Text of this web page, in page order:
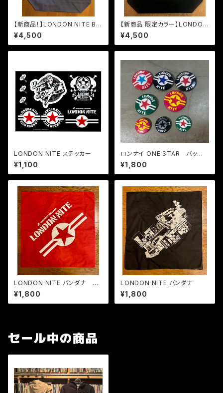
【新商品！】LONDON NITE BI
¥4,500
【新商品 限定カラー】LONDON
NITE BIG LOGO トートバッグ
Lサイズ
¥4,500
LONDON NITE ステッカー
¥1,100
ロンナイ ONE STAR バッ
ジ （大中それぞれ2個づつ全４
個セット）
¥1,800
LONDON NITE バンダナ レ
ギュラー ONE STAR
¥1,800
LONDON NITE バンダナ
¥1,800
セール中の商品